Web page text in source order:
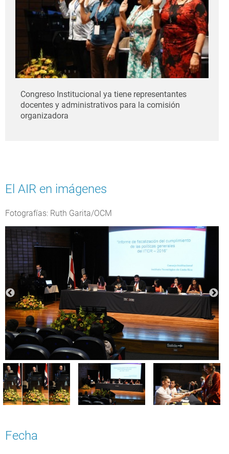
Congreso Institucional ya tiene representantes
docentes y administrativos para la comisión
organizadora
El AIR en imágenes
Fotografías: Ruth Garita/OCM
Fecha